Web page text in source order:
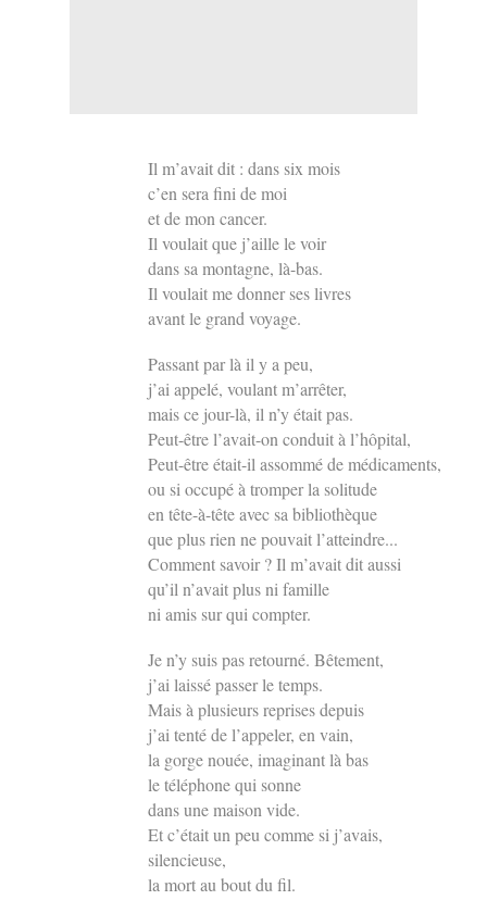
Il m’avait dit : dans six mois
c’en sera fini de moi
et de mon cancer.
Il voulait que j’aille le voir
dans sa montagne, là-bas.
Il voulait me donner ses livres
avant le grand voyage.
Passant par là il y a peu,
j’ai appelé, voulant m’arrêter,
mais ce jour-là, il n’y était pas.
Peut-être l’avait-on conduit à l’hôpital,
Peut-être était-il assommé de médicaments,
ou si occupé à tromper la solitude
en tête-à-tête avec sa bibliothèque
que plus rien ne pouvait l’atteindre...
Comment savoir ? Il m’avait dit aussi
qu’il n’avait plus ni famille
ni amis sur qui compter.
Je n’y suis pas retourné. Bêtement,
j’ai laissé passer le temps.
Mais à plusieurs reprises depuis
j’ai tenté de l’appeler, en vain,
la gorge nouée, imaginant là bas
le téléphone qui sonne
dans une maison vide.
Et c’était un peu comme si j’avais,
silencieuse,
la mort au bout du fil.